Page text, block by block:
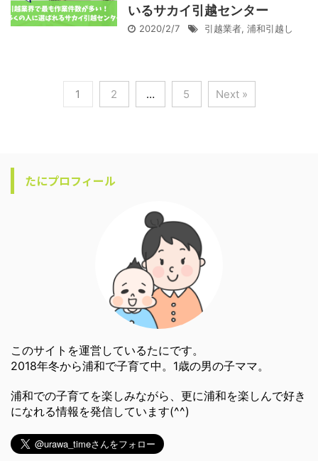
いるサカイ引越センター
2020/2/7 引越業者, 浦和引越し
1 2 … 5 Next »
たにプロフィール
このサイトを運営しているたにです。
2018年冬から浦和で子育て中。1歳の男の子ママ。
浦和での子育てを楽しみながら、更に浦和を楽しんで好き
になれる情報を発信しています(^^)